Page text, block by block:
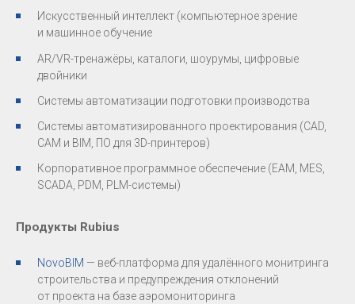
Искусственный интеллект (компьютерное зрение
и машинное обучение
AR/VR-тренажёры, каталоги, шоурумы, цифровые
двойники
Системы автоматизации подготовки производства
Системы автоматизированного проектирования (CAD,
CAM и BIM, ПО для 3D-принтеров)
Корпоративное программное обеспечение (EAM, MES,
SCADA, PDM, PLM-системы)
Продукты Rubius
NovoBIM — веб-платформа для удалённого монитринга
строительства и предупреждения отклонений
от проекта на базе аэромониторинга